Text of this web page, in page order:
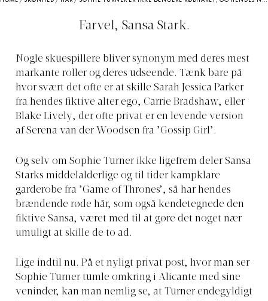
Farvel, Sansa Stark.
Nogle skuespillere bliver synonym med deres mest
markante roller og deres udseende. Tænk bare på
hvor svært det ofte er at skille Sarah Jessica Parker
fra hendes fiktive alter ego, Carrie Bradshaw, eller
Blake Lively, der ofte privat er en levende version
af Serena van der Woodsen fra ’Gossip Girl’.
Og selv om Sophie Turner ikke ligefrem deler Sansa
Starks middelalderlige og til tider kampklare
garderobe fra ’Game of Thrones’, så har hendes
brændende røde hår, som også kendetegnede den
fiktive Sansa, været med til at gøre det noget nær
umuligt at skille de to ad.
Lige indtil nu. På et nyligt privat post, hvor man ser
Sophie Turner tumle omkring i Alicante med sine
veninder, kan man nemlig se, at Turner endegyldigt